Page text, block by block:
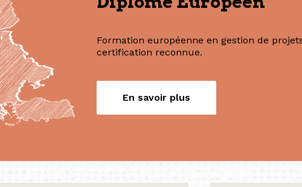
Formation européenne en gestion de